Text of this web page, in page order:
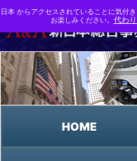
HOME
日本 からアクセスされていることに気付
お楽しみください。 代わ